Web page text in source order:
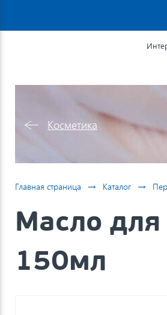
Косметика
Главная страница → Каталог →
Масло
150мл